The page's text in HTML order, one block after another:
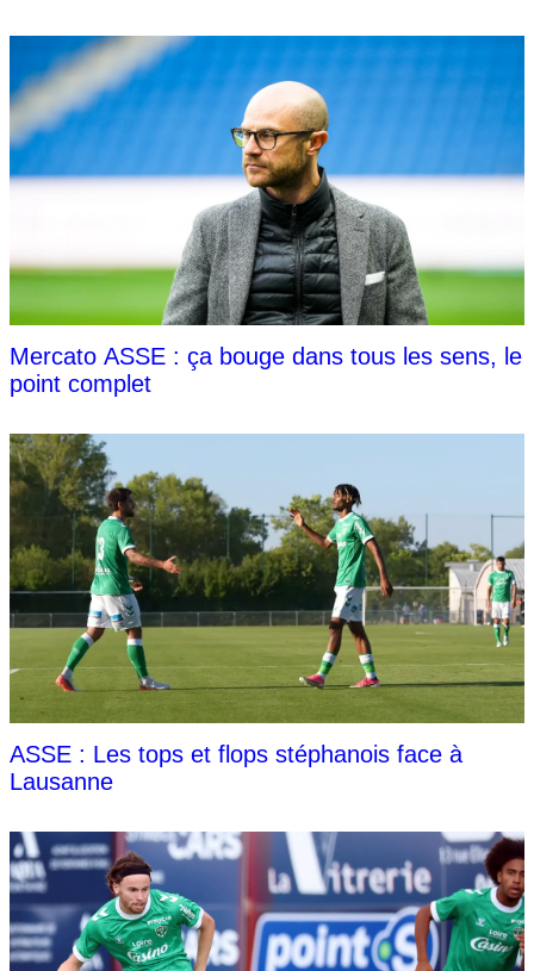
Mercato ASSE : ça bouge dans tous les sens, le
point complet
ASSE : Les tops et flops stéphanois face à
Lausanne